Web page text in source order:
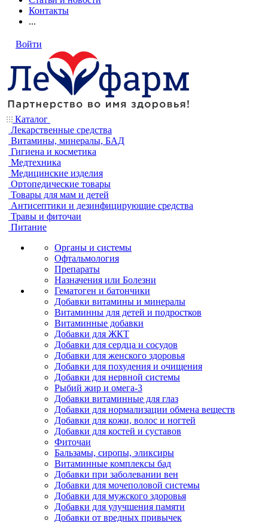
Контакты
...
Войти
Каталог
Лекарственные средства
Витамины, минералы, БАД
Гигиена и косметика
Медтехника
Медицинские изделия
Ортопедические товары
Товары для мам и детей
Антисептики и дезинфицирующие средства
Травы и фиточаи
Питание
Органы и системы
Офтальмология
Препараты
Назначения или Болезни
Гематоген и батончики
Добавки витамины и минералы
Витаминны для детей и подростков
Витаминные добавки
Добавки для ЖКТ
Добавки для сердца и сосудов
Добавки для женского здоровья
Добавки для похудения и очищения
Добавки для нервной системы
Рыбий жир и омега-3
Добавки витаминные для глаз
Добавки для нормализации обмена веществ
Добавки для кожи, волос и ногтей
Добавки для костей и суставов
Фиточаи
Бальзамы, сиропы, эликсиры
Витаминные комплексы бад
Добавки при заболевании вен
Добавки для мочеполовой системы
Добавки для мужского здоровья
Добавки для улучшения памяти
Добавки от вредных привычек